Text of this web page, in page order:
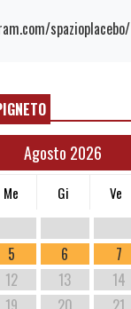
spazioplacebo/
Agosto 2026
Me Gi Ve
5 6 7
12 13 14